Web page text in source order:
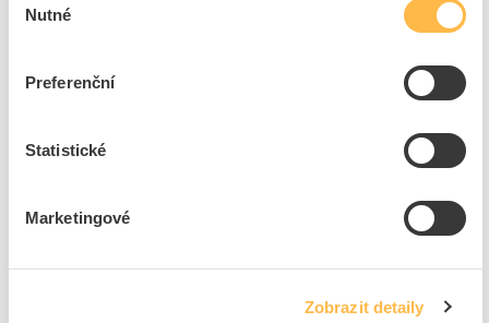
souhlasu
Nutné
Preferenční
Statistické
Marketingové
Zobrazit detaily
8
0,75 Kč/ks